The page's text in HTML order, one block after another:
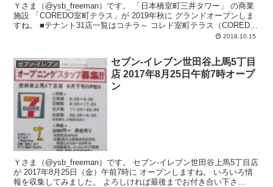
Ｙさま（@ysb_freeman）です。 「日本橋室町三井タワー」 の商業
施設 「COREDO室町テラス」が 2019年秋に グランドオープンしま
すね。 ■テナント31店一覧はコチラ～ コレド室町テラス（COREDO
2018.10.15
セブン-イレブン
セブン-イレブン世田谷上馬5丁目
店 2017年8月25日午前7時オープ
ン
Ｙさま（@ysb_freeman）です。 セブン-イレブン世田谷上馬5丁目店
が 2017年8月25日（金）午前7時に オープンしますね。 いろいろ情
報を収集してみました。 よろしければ最後までお付き合い下さ